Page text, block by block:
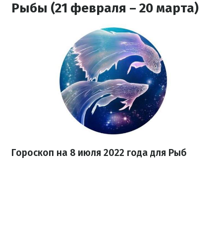
Рыбы (21 февраля – 20 марта)
Гороскоп на 8 июля 2022 года для Рыб